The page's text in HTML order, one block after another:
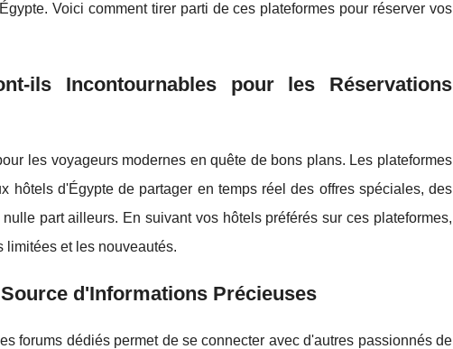
Voici comment tirer parti de ces plateformes pour réserver vos
ils Incontournables pour les Réservations
les voyageurs modernes en quête de bons plans. Les plateformes
hôtels d'Égypte de partager en temps réel des offres spéciales, des
part ailleurs. En suivant vos hôtels préférés sur ces plateformes,
limitées et les nouveautés.
d'Informations Précieuses
forums dédiés permet de se connecter avec d'autres passionnés de